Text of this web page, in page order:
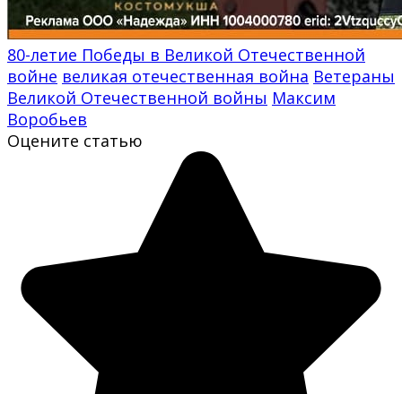
80-летие Победы в Великой Отечественной
войне великая отечественная война Ветераны
Великой Отечественной войны Максим
Воробьев
Оцените статью